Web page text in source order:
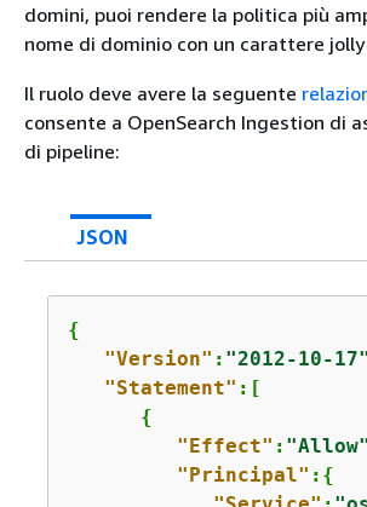
domini, puoi rendere la politica più
nome di dominio con un carattere jolly
Il ruolo deve avere la seguente
consente a OpenSearch Ingestion di
di pipeline:
JSON
{
"Version" : "2012-10-17"
"Statement" :[
{
"Effect" : "Allow"
"Principal" : {